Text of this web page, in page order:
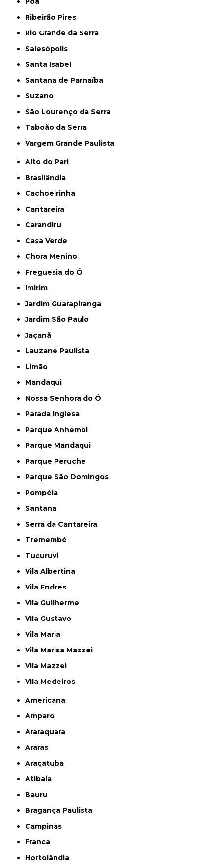
Ribeirão Pires
Rio Grande da Serra
Salesópolis
Santa Isabel
Santana de Parnaíba
Suzano
São Lourenço da Serra
Taboão da Serra
Vargem Grande Paulista
Alto do Pari
Brasilândia
Cachoeirinha
Cantareira
Carandiru
Casa Verde
Chora Menino
Freguesia do Ó
Imirim
Jardim Guarapiranga
Jardim São Paulo
Jaçanã
Lauzane Paulista
Limão
Mandaqui
Nossa Senhora do Ó
Parada Inglesa
Parque Anhembi
Parque Mandaqui
Parque Peruche
Parque São Domingos
Pompéia
Santana
Serra da Cantareira
Tremembé
Tucuruvi
Vila Albertina
Vila Endres
Vila Guilherme
Vila Gustavo
Vila Maria
Vila Marisa Mazzei
Vila Mazzei
Vila Medeiros
Americana
Amparo
Araraquara
Araras
Araçatuba
Atibaia
Bauru
Bragança Paulista
Campinas
Franca
Hortolândia